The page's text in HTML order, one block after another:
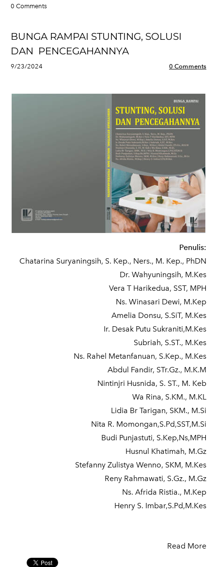
0 Comments
BUNGA RAMPAI STUNTING, SOLUSI
DAN PENCEGAHANNYA
9/23/2024 0 Comments
Penulis:
Chatarina Suryaningsih, S. Kep., Ners., M. Kep., PhDN
Dr. Wahyuningsih, M.Kes
Vera T Harikedua, SST, MPH
Ns. Winasari Dewi, M.Kep
Amelia Donsu, S.SiT, M.Kes
Ir. Desak Putu Sukraniti,M.Kes
Subriah, S.ST., M.Kes
Ns. Rahel Metanfanuan, S.Kep., M.Kes
Abdul Fandir, STr.Gz., M.K.M
Nintinjri Husnida, S. ST., M. Keb
Wa Rina, S.KM., M.KL
Lidia Br Tarigan, SKM., M.Si
Nita R. Momongan,S.Pd,SST,M.Si
Budi Punjastuti, S.Kep,Ns,MPH
Husnul Khatimah, M.Gz
Stefanny Zulistya Wenno, SKM, M.Kes
Reny Rahmawati, S.Gz., M.Gz
Ns. Afrida Ristia., M.Kep
Henry S. Imbar,S.Pd,M.Kes
Read More